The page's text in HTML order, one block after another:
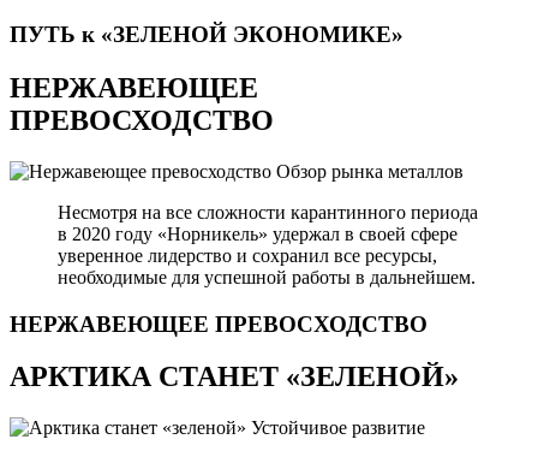
ПУТЬ к «ЗЕЛЕНОЙ ЭКОНОМИКЕ»
НЕРЖАВЕЮЩЕЕ
ПРЕВОСХОДСТВО
Обзор рынка металлов
Несмотря на все сложности карантинного периода
в 2020 году «Норникель» удержал в своей сфере
уверенное лидерство и сохранил все ресурсы,
необходимые для успешной работы в дальнейшем.
НЕРЖАВЕЮЩЕЕ ПРЕВОСХОДСТВО
АРКТИКА СТАНЕТ «ЗЕЛЕНОЙ»
Устойчивое развитие